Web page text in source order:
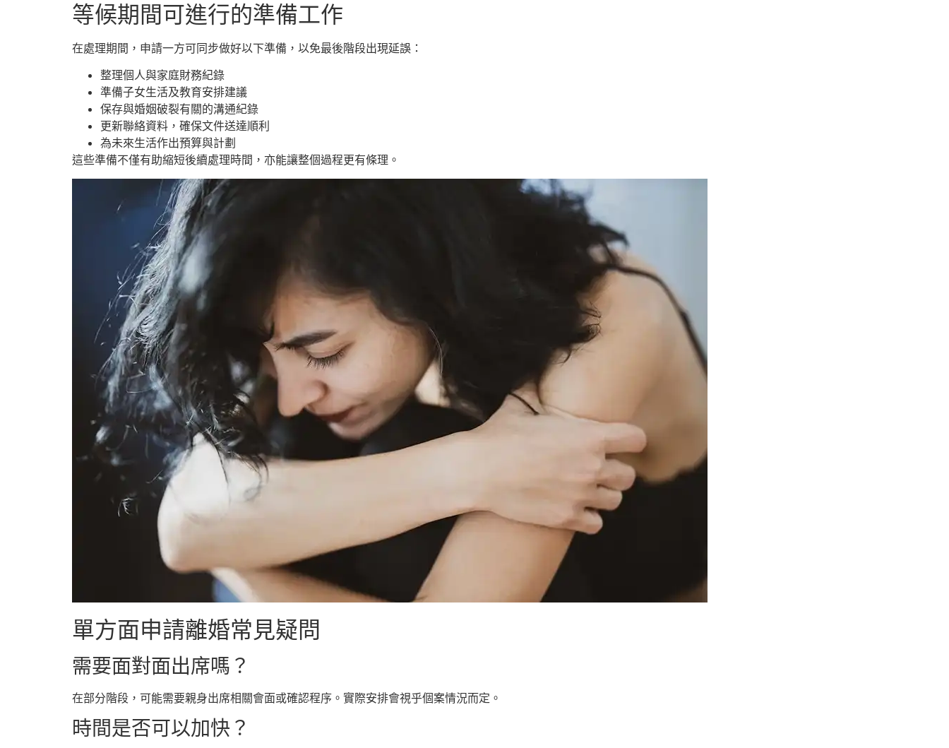
等候期間可進行的準備工作
在處理期間，申請一方可同步做好以下準備，以免最後階段出現延誤：
整理個人與家庭財務紀錄
準備子女生活及教育安排建議
保存與婚姻破裂有關的溝通紀錄
更新聯絡資料，確保文件送達順利
為未來生活作出預算與計劃
這些準備不僅有助縮短後續處理時間，亦能讓整個過程更有條理。
單方面申請離婚常見疑問
需要面對面出席嗎？
在部分階段，可能需要親身出席相關會面或確認程序。實際安排會視乎個案情況而定。
時間是否可以加快？